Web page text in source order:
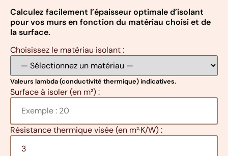
Calculez facilement l’épaisseur optimale d’isolant
pour vos murs en fonction du matériau choisi et de
la surface.
Choisissez le matériau isolant :
Valeurs lambda (conductivité thermique) indicatives.
Surface à isoler (en m²) :
Résistance thermique visée (en m²·K/W) :